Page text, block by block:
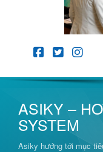
ASIKY –
SYSTEM
Asiky hướng tới mục